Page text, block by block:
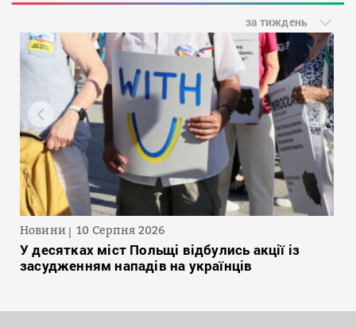
за тиждень
Новини 10 Серпня 2026
У десятках міст Польщі відбулись акції із
засудженням нападів на українців